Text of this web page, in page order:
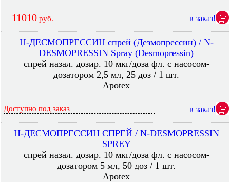
11010 руб. в заказ!
Н-ДЕСМОПРЕССИН спрей (Дезмопрессин) / N-
DESMOPRESSIN Spray (Desmopressin)
спрей назал. дозир. 10 мкг/доза фл. с насосом-
дозатором 2,5 мл, 25 доз / 1 шт.
Apotex
Доступно под заказ в заказ!
Н-ДЕСМОПРЕССИН СПРЕЙ / N-DESMOPRESSIN
SPREY
спрей назал. дозир. 10 мкг/доза фл. с насосом-
дозатором 5 мл, 50 доз / 1 шт.
Apotex